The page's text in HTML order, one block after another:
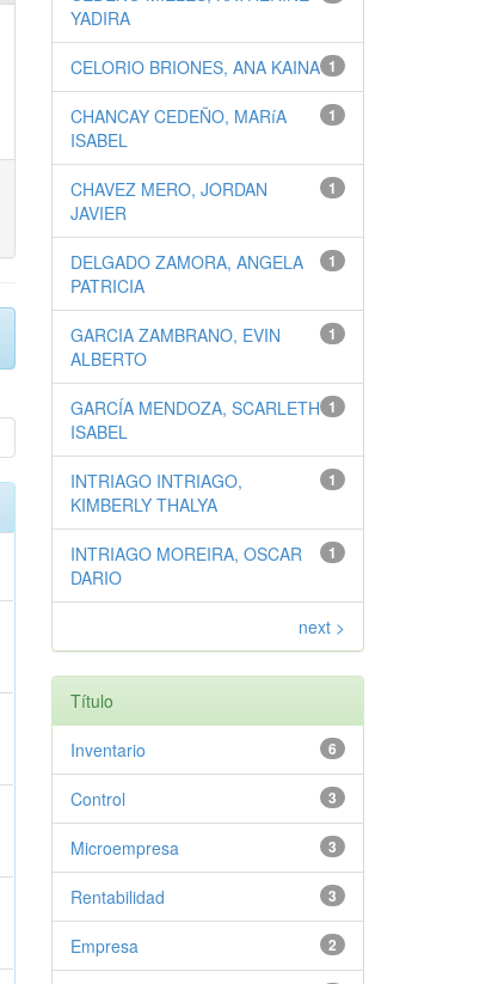
YADIRA
1
CELORIO BRIONES, ANA KAINA
1
CHANCAY CEDEÑO, MARíA
ISABEL
1
CHAVEZ MERO, JORDAN
JAVIER
1
DELGADO ZAMORA, ANGELA
PATRICIA
1
GARCIA ZAMBRANO, EVIN
ALBERTO
1
GARCÍA MENDOZA, SCARLETH
ISABEL
1
INTRIAGO INTRIAGO,
KIMBERLY THALYA
1
INTRIAGO MOREIRA, OSCAR
DARIO
next >
Título
6
Inventario
3
Control
3
Microempresa
3
Rentabilidad
2
Empresa